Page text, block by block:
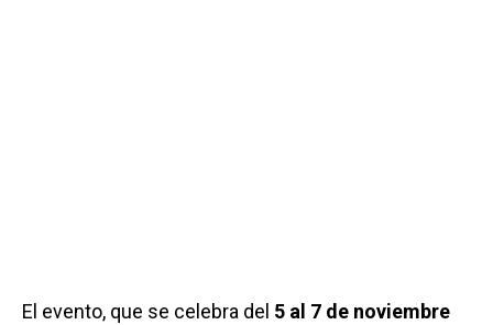
El evento, que se celebra del 5 al 7 de noviembre